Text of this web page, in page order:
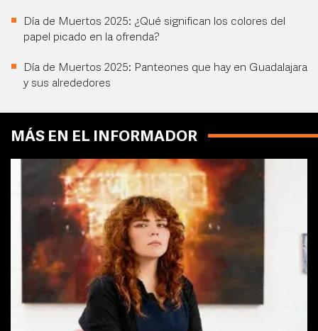
Día de Muertos 2025: ¿Qué significan los colores del
papel picado en la ofrenda?
Día de Muertos 2025: Panteones que hay en Guadalajara
y sus alrededores
MÁS EN EL INFORMADOR